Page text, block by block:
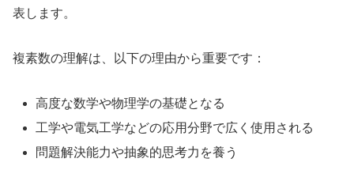
表します。
複素数の理解は、以下の理由から重要です：
高度な数学や物理学の基礎となる
工学や電気工学などの応用分野で広く使用される
問題解決能力や抽象的思考力を養う